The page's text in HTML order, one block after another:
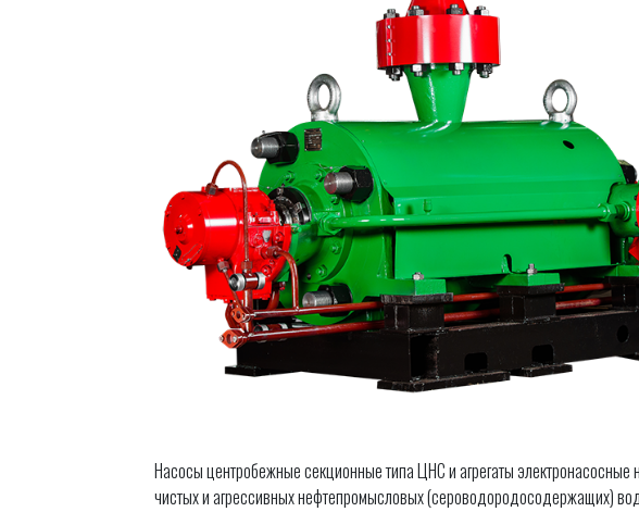
Насосы центробежные секционные типа ЦНС и агрегаты
чистых и агрессивных нефтепромысловых (сероводородосодержащих)